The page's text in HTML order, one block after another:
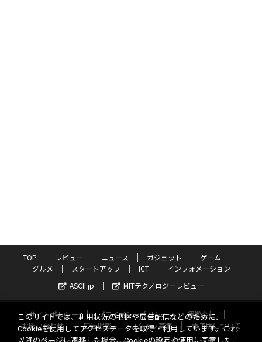
TOP レビュー ニュース ガジェット
ゲーム
グルメ
スタートアップ ICT
インフォメーション
ASCII.jp
MITテクノロジーレビュー
サイトポリシー プライバシーポリシー
運営会社
お問い合わせ
広告掲載 スタッフ募集
電子版について
このサイトでは、利用状況の把握や広告配信などのために、
Cookieを使用してアクセスデータを取得・利用しています。これ